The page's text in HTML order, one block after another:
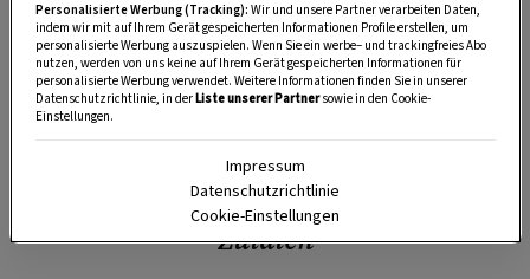
SPEICHERN DRUCKEN
Zutaten
Personalisierte Werbung (Tracking): Wir und unsere Partner verarbeiten Daten,
indem wir mit auf Ihrem Gerät gespeicherten Informationen Profile erstellen, um
personalisierte Werbung auszuspielen. Wenn Sie ein werbe– und trackingfreies Abo
nutzen, werden von uns keine auf Ihrem Gerät gespeicherten Informationen für
personalisierte Werbung verwendet. Weitere Informationen finden Sie in unserer
Datenschutzrichtlinie, in derListe unserer Partnersowie in den Cookie-
Einstellungen.
Impressum
Datenschutzrichtlinie
Cookie-Einstellungen